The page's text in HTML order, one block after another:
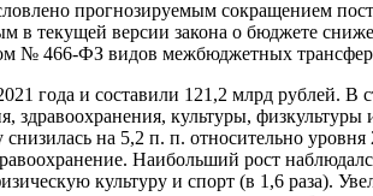
прогнозируемым сокращением
в текущей версии закона о бюджете
№ 466-ФЗ видов межбюджетных
года и составили 121,2 млрд рублей. В
культуры,
на 5,2 п. п. относительно
Наибольший рост
культуру и спорт (в 1,6 раза).